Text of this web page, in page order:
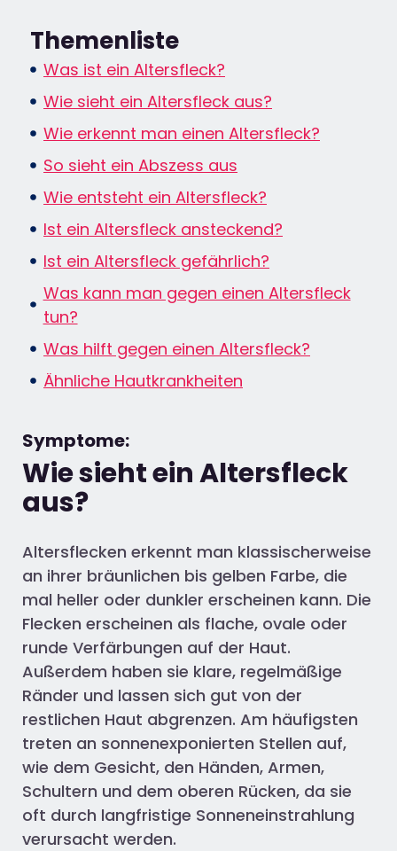
Themenliste
Was ist ein Altersfleck?
Wie sieht ein Altersfleck aus?
Wie erkennt man einen Altersfleck?
So sieht ein Abszess aus
Wie entsteht ein Altersfleck?
Ist ein Altersfleck ansteckend?
Ist ein Altersfleck gefährlich?
Was kann man gegen einen Altersfleck
tun?
Was hilft gegen einen Altersfleck?
Ähnliche Hautkrankheiten
Symptome:
Wie sieht ein Altersfleck
aus?
Altersflecken erkennt man klassischerweise
an ihrer bräunlichen bis gelben Farbe, die
mal heller oder dunkler erscheinen kann. Die
Flecken erscheinen als flache, ovale oder
runde Verfärbungen auf der Haut.
Außerdem haben sie klare, regelmäßige
Ränder und lassen sich gut von der
restlichen Haut abgrenzen. Am häufigsten
treten an sonnenexponierten Stellen auf,
wie dem Gesicht, den Händen, Armen,
Schultern und dem oberen Rücken, da sie
oft durch langfristige Sonneneinstrahlung
verursacht werden.